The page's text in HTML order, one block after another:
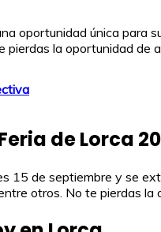
oportunidad única para
la oportunidad de
de Lorca
15 de septiembre y se
otros. No te pierdas